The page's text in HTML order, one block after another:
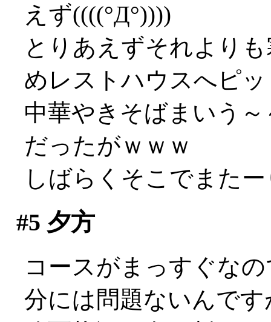
えず((((°Д°))))
とりあえずそれより
めレストハウスへピ
中華やきそばまいう
だったがｗｗｗ
しばらくそこでまた
#5 夕方
コースがまっすぐな
分には問題ないんです